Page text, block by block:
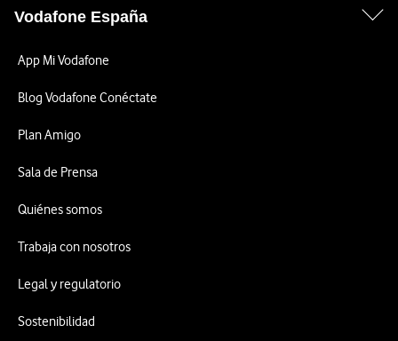
Vodafone España
App Mi Vodafone
Blog Vodafone Conéctate
Plan Amigo
Sala de Prensa
Quiénes somos
Trabaja con nosotros
Legal y regulatorio
Sostenibilidad